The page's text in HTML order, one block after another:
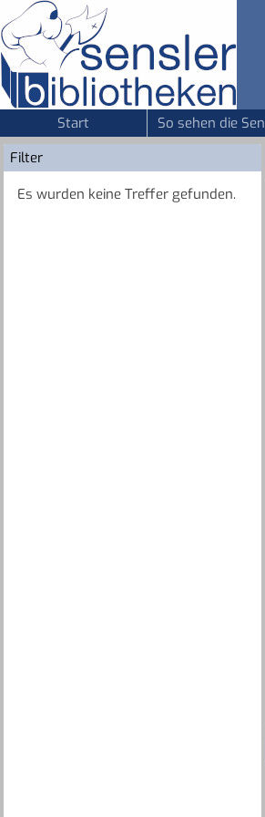
Start So sehen die
Filter
Es wurden keine Treffer gefunden.